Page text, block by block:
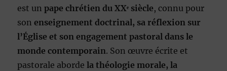
est unpape chrétien du XXᵉ siècle, connu pour
sonenseignement doctrinal, sa réflexion sur
l’Église et son engagement pastoral dans le
monde contemporain. Son œuvre écrite et
pastorale abordela théologie morale, la